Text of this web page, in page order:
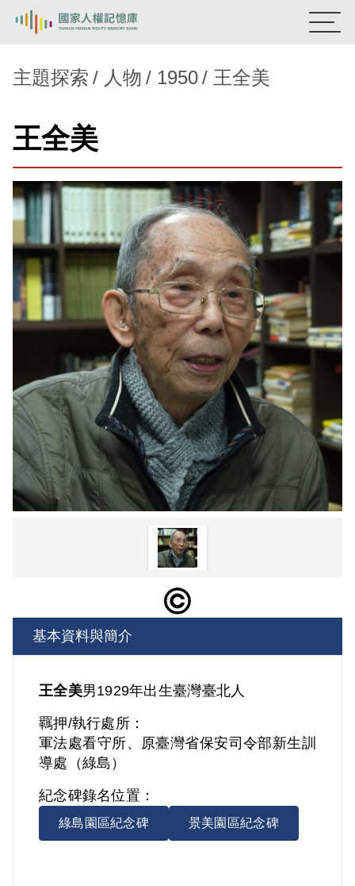
新生訓導處
主題探索
背景知識
關於我們
意見信箱
主題探索 人物 1950 王全美
王全美
基本資料與簡介
王全美男1929年出生臺灣臺北人
羈押/執行處所：
軍法處看守所、原臺灣省保安司令部新生訓
導處（綠島）
紀念碑錄名位置：
綠島園區紀念碑 景美園區紀念碑